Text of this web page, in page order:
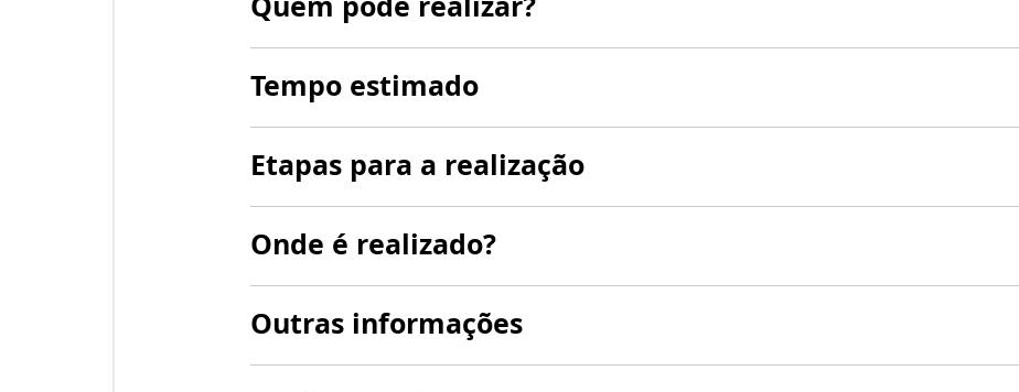
Tempo estimado
Etapas para a realização
Onde é realizado?
Outras informações